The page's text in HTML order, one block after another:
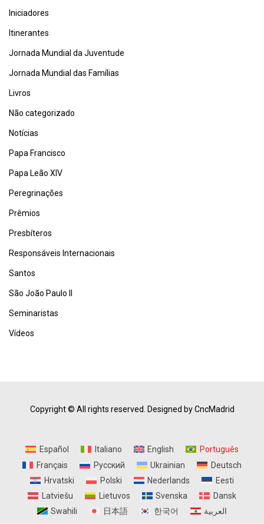
Iniciadores
Itinerantes
Jornada Mundial da Juventude
Jornada Mundial das Famílias
Livros
Não categorizado
Notícias
Papa Francisco
Papa Leão XIV
Peregrinações
Prêmios
Presbíteros
Responsáveis Internacionais
Santos
São João Paulo II
Seminaristas
Vídeos
Copyright © All rights reserved. Designed by CncMadrid
Español Italiano English
Português
Français
Русский Ukrainian
Deutsch
Hrvatski
Polski Nederlands
Eesti
Latviešu
Lietuvos Svenska
Dansk
Swahili
日本語 한국어 العربية